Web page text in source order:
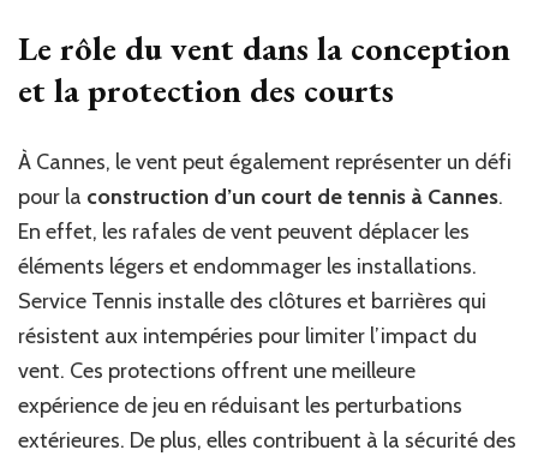
Le rôle du vent dans la conception
et la protection des courts
À Cannes, le vent peut également représenter un défi
pour la construction d’un court de tennis à Cannes.
En effet, les rafales de vent peuvent déplacer les
éléments légers et endommager les installations.
Service Tennis installe des clôtures et barrières qui
résistent aux intempéries pour limiter l’impact du
vent. Ces protections offrent une meilleure
expérience de jeu en réduisant les perturbations
extérieures. De plus, elles contribuent à la sécurité des